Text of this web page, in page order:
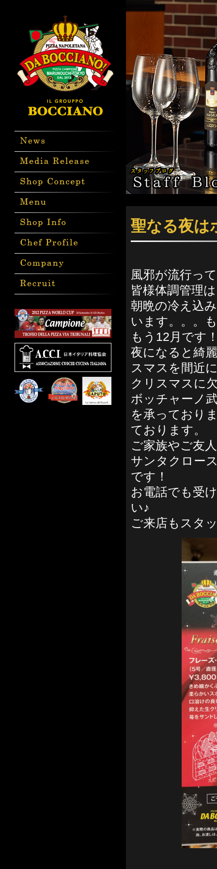
聖なる夜は
風邪が流行っ
皆様体調管理
朝晩の冷え込
います。。。
もう12月です
夜になると綺
スマスを間近
クリスマスに
ボッチャーノ
を承っており
ております。
ご家族やご友
サンタクロー
です！
お電話でも受
い♪
ご来店もスタ